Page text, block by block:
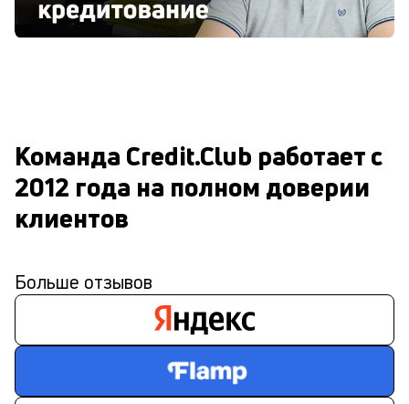
Команда Credit.Club работает с
2012 года на полном доверии
клиентов
Больше отзывов